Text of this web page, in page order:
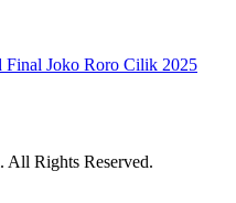
Final Joko Roro Cilik 2025
Rights Reserved.